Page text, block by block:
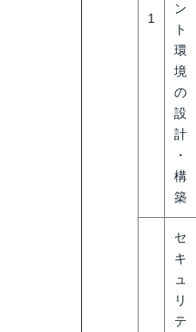
1
ン
ト
環
境
の
設
計
・
構
築
セ
キ
ュ
リ
テ